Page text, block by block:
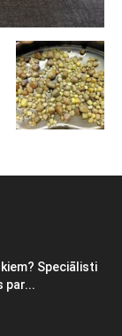
Speciālisti
par...